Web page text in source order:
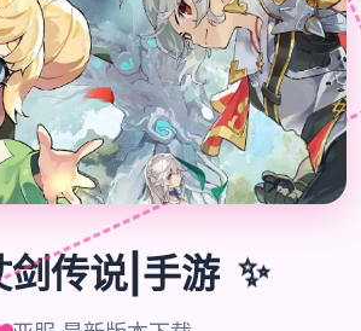
剑传说|手游 ✨